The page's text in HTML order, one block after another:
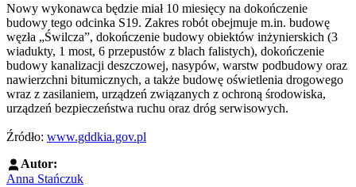
Nowy wykonawca będzie miał 10 miesięcy na dokończenie
budowy tego odcinka S19. Zakres robót obejmuje m.in. budowę
węzła „Świlcza”, dokończenie budowy obiektów inżynierskich (3
wiadukty, 1 most, 6 przepustów z blach falistych), dokończenie
budowy kanalizacji deszczowej, nasypów, warstw podbudowy oraz
nawierzchni bitumicznych, a także budowę oświetlenia drogowego
wraz z zasilaniem, urządzeń związanych z ochroną środowiska,
urządzeń bezpieczeństwa ruchu oraz dróg serwisowych.
Źródło: www.gddkia.gov.pl
Autor:
Anna Stańczuk